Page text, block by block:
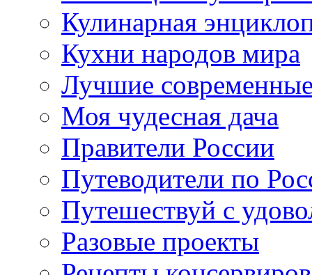
Кулинарная
Кухни народов мира
Лучшие
Моя чудесная дача
Правители России
Путеводители по
Путешествуй с
Разовые проекты